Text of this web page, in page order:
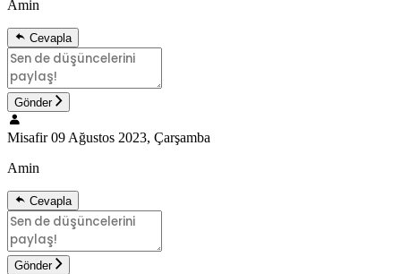
Amin
Cevapla
Gönder
Misafir 09 Ağustos 2023, Çarşamba
Amin
Cevapla
Gönder